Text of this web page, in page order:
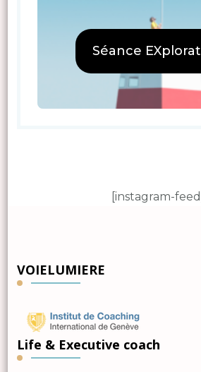
Séance
[instagram-
VOIELUMIERE
Life & Executive coach